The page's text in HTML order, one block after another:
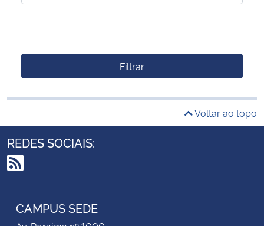
Filtrar
Voltar ao topo
REDES SOCIAIS:
RSS
CAMPUS SEDE